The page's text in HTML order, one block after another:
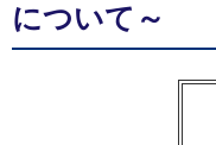
について～